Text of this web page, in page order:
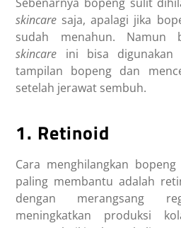
skincare saja, apalagi jika
sudah menahun. Namun
skincare ini bisa digunakan
tampilan bopeng dan
setelah jerawat sembuh.
1. Retinoid
Cara menghilangkan bopeng
paling membantu adalah
dengan merangsang
meningkatkan produksi